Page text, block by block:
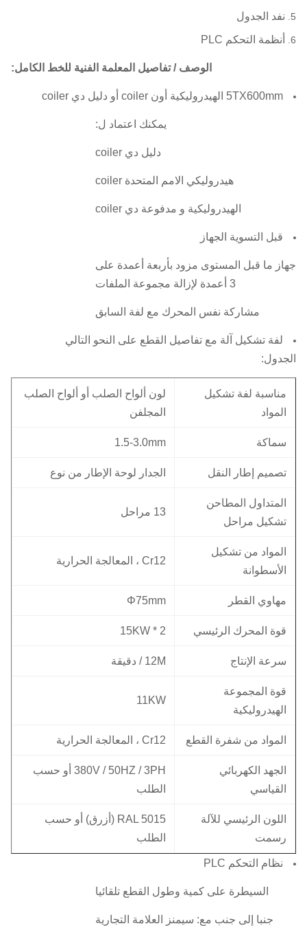
نفد الجدول
أنظمة التحكم PLC
الوصف / تفاصيل المعلمة الفنية للخط الكامل:
5TX600mm الهيدروليكية أون coiler أو دليل دي coiler
يمكنك اعتماد ل:
دليل دي coiler
هيدروليكي الامم المتحدة coiler
الهيدروليكية و مدفوعة دي coiler
قبل التسوية الجهاز
جهاز ما قبل المستوى مزود بأربعة أعمدة على
3 أعمدة لإزالة مجموعة الملفات
مشاركة نفس المحرك مع لفة السابق
لفة تشكيل آلة مع تفاصيل القطع على النحو التالي
الجدول:
مناسبة لفة تشكيل
المواد
لون ألواح الصلب أو ألواح الصلب
المجلفن
سماكة 1.5-3.0mm
تصميم إطار النقل الجدار لوحة الإطار من نوع
المتداول المطاحن
تشكيل مراحل
13 مراحل
المواد من تشكيل
الأسطوانة
Cr12 ، المعالجة الحرارية
مهاوي القطر Φ75mm
قوة المحرك الرئيسي 15KW * 2
سرعة الإنتاج 12M / دقيقة
قوة المجموعة
الهيدروليكية
11KW
المواد من شفرة القطع Cr12 ، المعالجة الحرارية
الجهد الكهربائي
القياسي
380V / 50HZ / 3PH أو حسب
الطلب
اللون الرئيسي للآلة
رسمت
RAL 5015 (أزرق) أو حسب
الطلب
نظام التحكم PLC
السيطرة على كمية وطول القطع تلقائيا
جنبا إلى جنب مع: سيمنز العلامة التجارية